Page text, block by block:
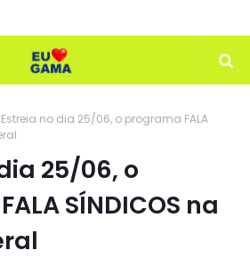
Estreia no dia 25/06, o programa FALA
25/06, o
SÍNDICOS na